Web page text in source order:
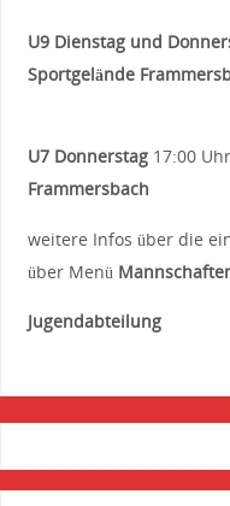
U9 Dienstag und
Sportgelände
U7 Donnerstag17:00
Frammersbach
weitere Infos über die
über Menü
Jugendabteilung